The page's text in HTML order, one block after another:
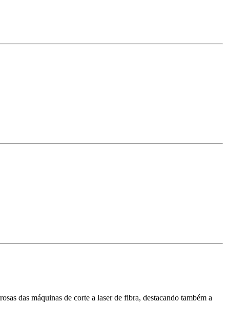
das máquinas de corte a laser de fibra, destacando também a